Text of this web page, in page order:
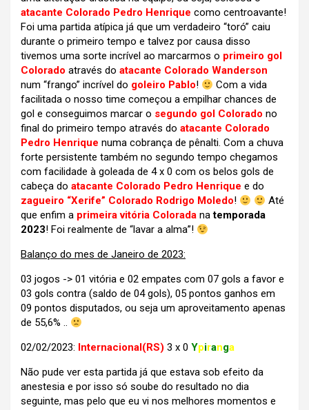
atacante Colorado Pedro Henrique como centroavante!
Foi uma partida atípica já que um verdadeiro “toró” caiu
durante o primeiro tempo e talvez por causa disso
tivemos uma sorte incrível ao marcarmos o primeiro gol
Colorado através do atacante Colorado Wanderson
num “frango” incrível do goleiro Pablo!
Com a vida
facilitada o nosso time começou a empilhar chances de
gol e conseguimos marcar o segundo gol Colorado no
final do primeiro tempo através do atacante Colorado
Pedro Henrique numa cobrança de pênalti. Com a chuva
forte persistente também no segundo tempo chegamos
com facilidade à goleada de 4 x 0 com os belos gols de
cabeça do atacante Colorado Pedro Henrique e do
zagueiro “Xerife” Colorado Rodrigo Moledo!
Até
que enfim a primeira vitória Colorada natemporada
2023! Foi realmente de “lavar a alma”!
Balanço do mes de Janeiro de 2023:
03 jogos -> 01 vitória e 02 empates com 07 gols a favor e
03 gols contra (saldo de 04 gols), 05 pontos ganhos em
09 pontos disputados, ou seja um aproveitamento apenas
de 55,6% ..
02/02/2023: Internacional(RS) 3 x 0 Ypiranga
Não pude ver esta partida já que estava sob efeito da
anestesia e por isso só soube do resultado no dia
seguinte, mas pelo que eu vi nos melhores momentos e